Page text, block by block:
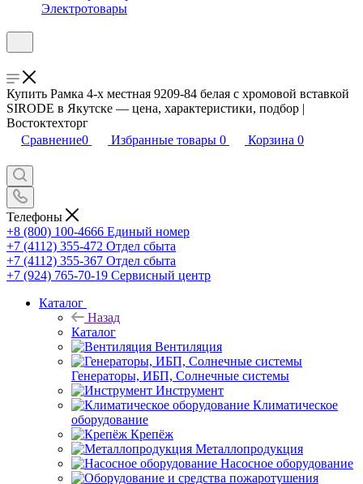
Электротовары
Купить Рамка 4-х местная 9209-84 белая с хромовой вставкой
SIRODE в Якутске — цена, характеристики, подбор |
Востоктехторг
Сравнение0 Избранные товары 0 Корзина 0
Телефоны
+8 (800) 100-4666 Единый номер
+7 (4112) 355-472 Отдел сбыта
+7 (4112) 355-367 Отдел сбыта
+7 (924) 765-70-19 Сервисный центр
Каталог
Назад
Каталог
Вентиляция
Генераторы, ИБП, Солнечные системы
Инструмент
Климатическое
оборудование
Крепёж
Металлопродукция
Насосное оборудование